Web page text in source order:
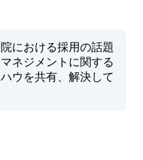
における採用の話題
ネジメントに関する
ウを共有、解決して